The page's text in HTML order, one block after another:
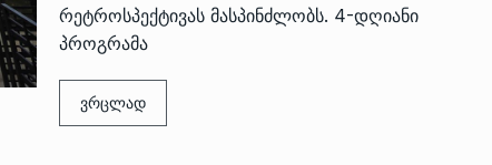
რეტროსპექტივას მასპინძლობს. 4-დღიანი
პროგრამა
ვრცლად